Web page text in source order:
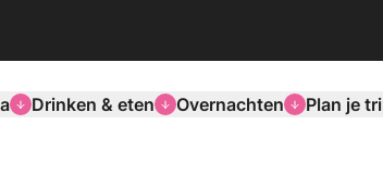
Drinken & eten Overnachten Plan je